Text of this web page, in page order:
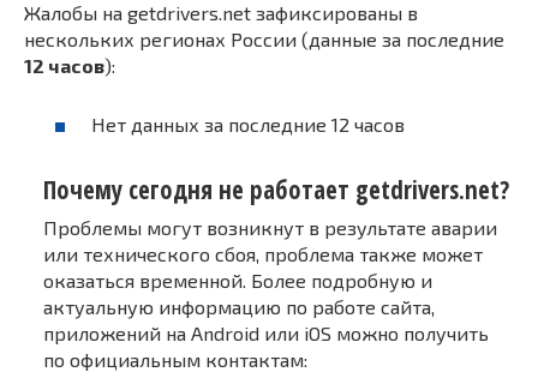
Жалобы на getdrivers.net зафиксированы в
нескольких регионах России (данные за последние
12 часов):
Нет данных за последние 12 часов
Почему сегодня не работает getdrivers.net?
Проблемы могут возникнут в результате аварии
или технического сбоя, проблема также может
оказаться временной. Более подробную и
актуальную информацию по работе сайта,
приложений на Android или iOS можно получить
по официальным контактам: